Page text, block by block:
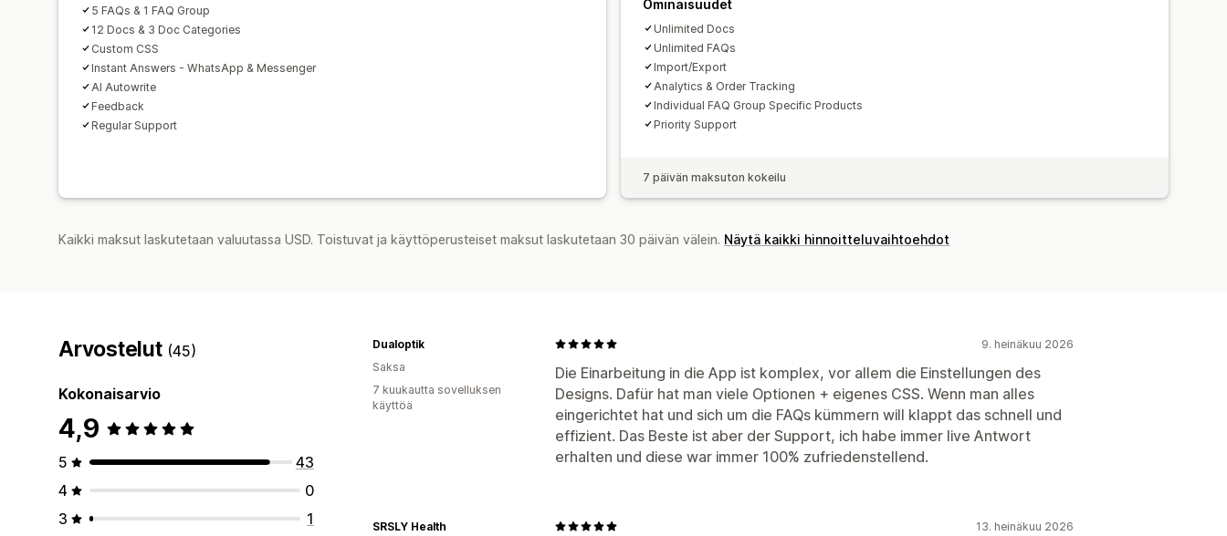
5 FAQs & 1 FAQ Group
12 Docs & 3 Doc Categories
Custom CSS
Instant Answers - WhatsApp & Messenger
AI Autowrite
Feedback
Regular Support
Ominaisuudet
Unlimited Docs
Unlimited FAQs
Import/Export
Analytics & Order Tracking
Individual FAQ Group Specific Products
Priority Support
7 päivän maksuton kokeilu
Kaikki maksut laskutetaan valuutassa USD. Toistuvat ja käyttöperusteiset maksut laskutetaan 30 päivän välein. Näytä kaikki hinnoitteluvaihtoehdot
Arvostelut (45)
Kokonaisarvio
4,9
5
43
4
0
3
1
9. heinäkuu 2026
Die Einarbeitung in die App ist komplex, vor allem die Einstellungen des
Designs. Dafür hat man viele Optionen + eigenes CSS. Wenn man alles
eingerichtet hat und sich um die FAQs kümmern will klappt das schnell und
effizient. Das Beste ist aber der Support, ich habe immer live Antwort
erhalten und diese war immer 100% zufriedenstellend.
Dualoptik
Saksa
7 kuukautta sovelluksen
käyttöä
13. heinäkuu 2026
SRSLY Health